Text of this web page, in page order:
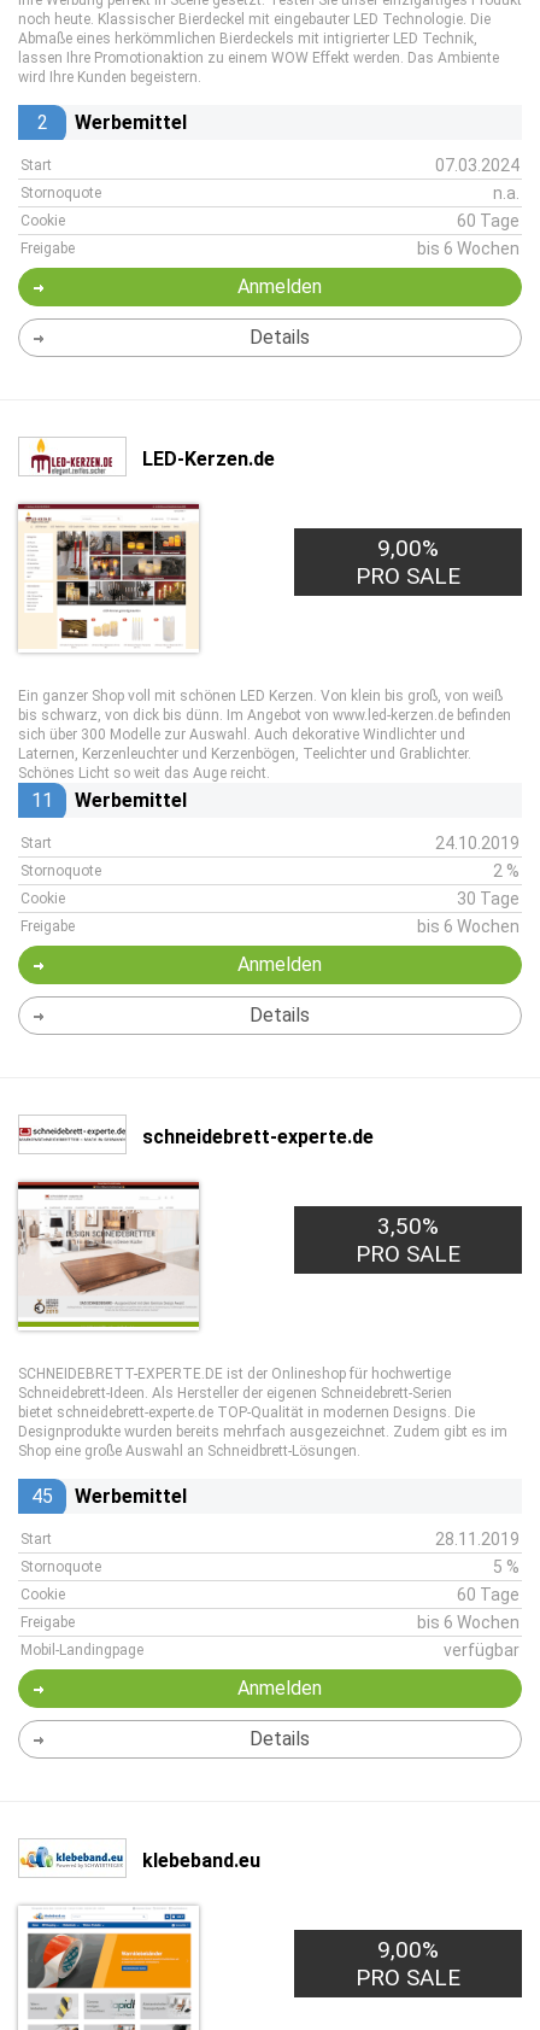
noch heute. Klassischer Bierdeckel mit eingebauter LED Technologie. Die
Abmaße eines herkömmlichen Bierdeckels mit intigrierter LED Technik,
lassen Ihre Promotionaktion zu einem WOW Effekt werden. Das Ambiente
wird Ihre Kunden begeistern.
2 Werbemittel
Start 07.03.2024
Stornoquote n.a.
Cookie 60 Tage
Freigabe bis 6 Wochen
Anmelden
Details
LED-Kerzen.de
9,00%
PRO SALE
Ein ganzer Shop voll mit schönen LED Kerzen. Von klein bis groß, von weiß
bis schwarz, von dick bis dünn. Im Angebot von www.led-kerzen.de befinden
sich über 300 Modelle zur Auswahl. Auch dekorative Windlichter und
Laternen, Kerzenleuchter und Kerzenbögen, Teelichter und Grablichter.
Schönes Licht so weit das Auge reicht.
11 Werbemittel
Start 24.10.2019
Stornoquote 2 %
Cookie 30 Tage
Freigabe bis 6 Wochen
Anmelden
Details
schneidebrett-experte.de
3,50%
PRO SALE
SCHNEIDEBRETT-EXPERTE.DE ist der Onlineshop für hochwertige
Schneidebrett-Ideen. Als Hersteller der eigenen Schneidebrett-Serien
bietet schneidebrett-experte.de TOP-Qualität in modernen Designs. Die
Designprodukte wurden bereits mehrfach ausgezeichnet. Zudem gibt es im
Shop eine große Auswahl an Schneidbrett-Lösungen.
45 Werbemittel
Start 28.11.2019
Stornoquote 5 %
Cookie 60 Tage
Freigabe bis 6 Wochen
Mobil-Landingpage verfügbar
Anmelden
Details
klebeband.eu
9,00%
PRO SALE